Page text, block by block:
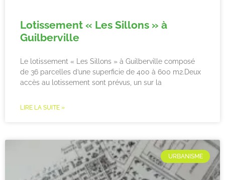
Lotissement « Les Sillons » à
Guilberville
Le lotissement « Les Sillons » à Guilberville composé
de 36 parcelles d’une superficie de 400 à 600 m2.Deux
accès au lotissement sont prévus, un sur la
LIRE LA SUITE »
URBANISME